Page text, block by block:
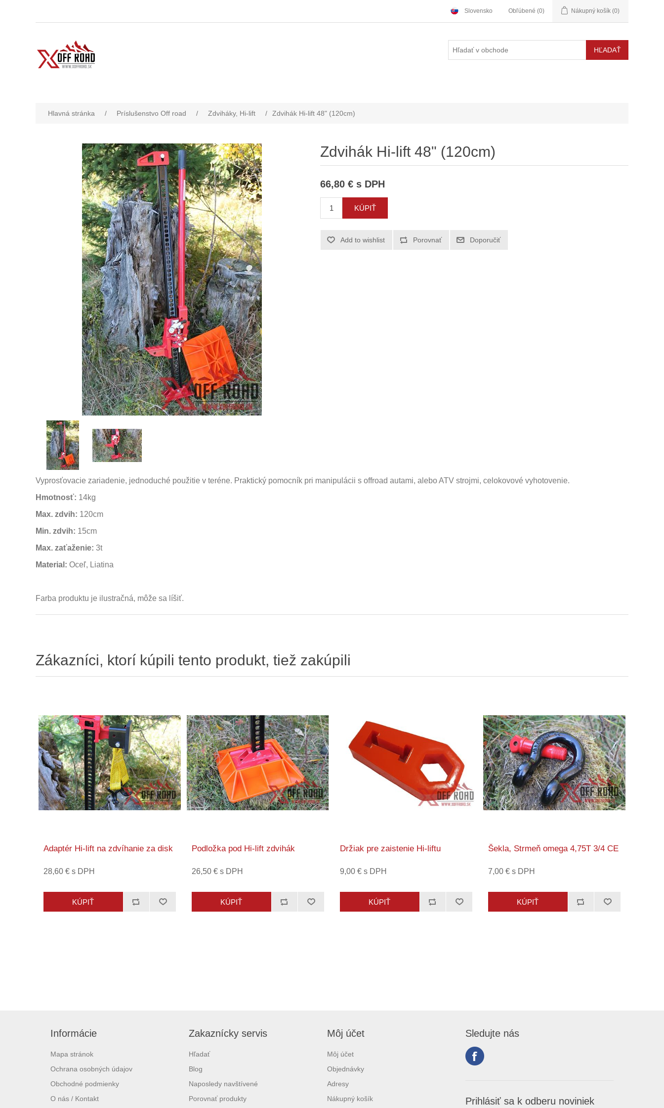
Slovensko Obľúbené (0) Nákupný košík (0)
Hlavná stránka / Príslušenstvo Off road / Zdviháky, Hi-lift / Zdvihák Hi-lift 48" (120cm)
Zdvihák Hi-lift 48" (120cm)
66,80 € s DPH
Vyprosťovacie zariadenie, jednoduché použitie v teréne. Praktický pomocník pri manipulácii s offroad autami, alebo ATV strojmi, celokovové vyhotovenie.
Hmotnosť: 14kg
Max. zdvih: 120cm
Min. zdvih: 15cm
Max. zaťaženie: 3t
Material: Oceľ, Liatina
Farba produktu je ilustračná, môže sa líšiť.
Zákazníci, ktorí kúpili tento produkt, tiež zakúpili
Adaptér Hi-lift na zdvíhanie za disk
28,60 € s DPH
Podložka pod Hi-lift zdvihák
26,50 € s DPH
Držiak pre zaistenie Hi-liftu
9,00 € s DPH
Šekla, Strmeň omega 4,75T 3/4 CE
7,00 € s DPH
Informácie
Mapa stránok
Ochrana osobných údajov
Obchodné podmienky
O nás / Kontakt
Zakaznícky servis
Hľadať
Blog
Naposledy navštívené
Porovnať produkty
Môj účet
Môj účet
Objednávky
Adresy
Nákupný košík
Sledujte nás
Prihlásiť sa k odberu noviniek